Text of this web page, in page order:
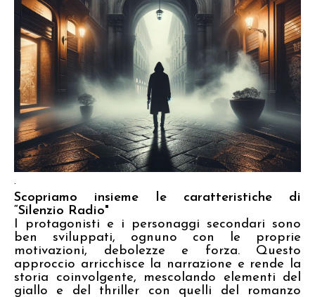
.
Scopriamo insieme le caratteristiche di
“Silenzio Radio"
I protagonisti e i personaggi secondari sono
ben sviluppati, ognuno con le proprie
motivazioni, debolezze e forza. Questo
approccio arricchisce la narrazione e rende la
storia coinvolgente, mescolando elementi del
giallo e del thriller con quelli del romanzo